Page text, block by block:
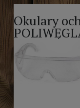
Okulary